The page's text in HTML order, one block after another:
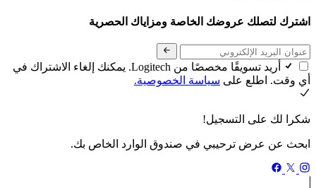
اشترك لتصلك عروضك الخاصة ومزاياك الحصرية
أريد تسويقًا مخصصًا من Logitech. يمكنك إلغاء الاشتراك في
أي وقت. اطلع على سياسة الخصوصية.
شكرا لك على التسجيل!
ابحث عن عرض ترحيبي في صندوق الوارد الخاص بك.